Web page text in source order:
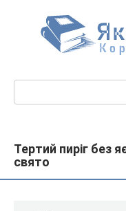
Тертий пиріг без
свято